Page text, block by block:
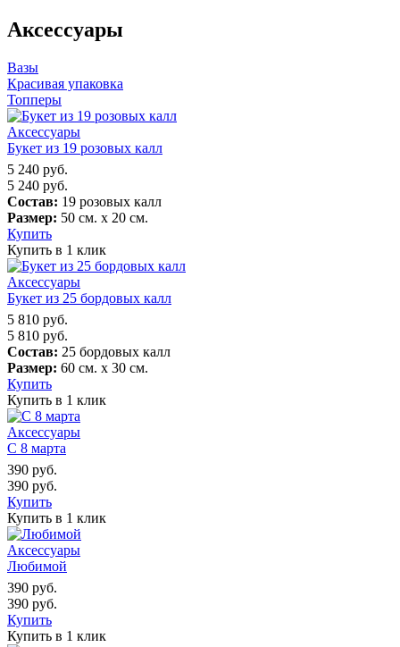
Аксессуары
Вазы
Красивая упаковка
Топперы
Аксессуары
Букет из 19 розовых калл
5 240 руб.
5 240 руб.
Состав: 19 розовых калл
Размер: 50 см. х 20 см.
Купить
Купить в 1 клик
Аксессуары
Букет из 25 бордовых калл
5 810 руб.
5 810 руб.
Состав: 25 бордовых калл
Размер: 60 см. х 30 см.
Купить
Купить в 1 клик
Аксессуары
С 8 марта
390 руб.
390 руб.
Купить
Купить в 1 клик
Аксессуары
Любимой
390 руб.
390 руб.
Купить
Купить в 1 клик